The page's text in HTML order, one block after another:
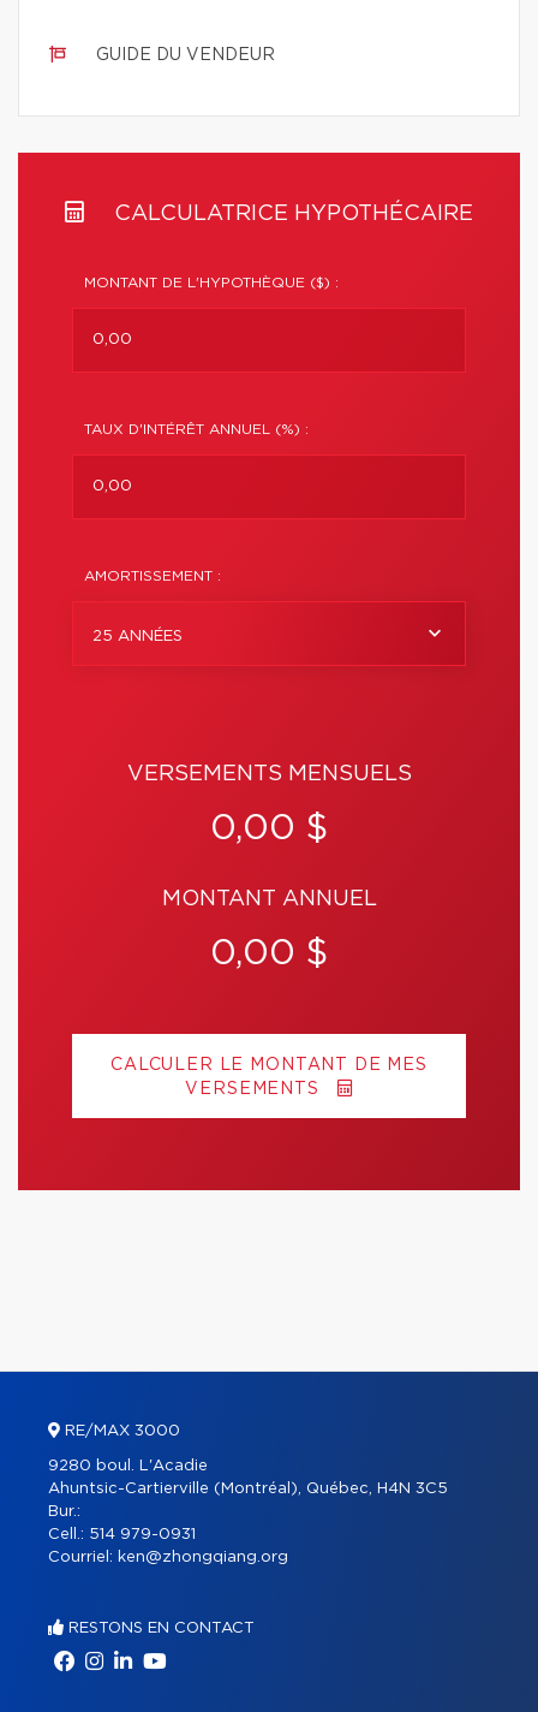
GUIDE DU VENDEUR
CALCULATRICE HYPOTHÉCAIRE
MONTANT DE L'HYPOTHÈQUE ($) :
TAUX D'INTÉRÊT ANNUEL (%) :
AMORTISSEMENT :
25 ANNÉES
VERSEMENTS MENSUELS
0,00 $
MONTANT ANNUEL
0,00 $
CALCULER LE MONTANT DE MES
VERSEMENTS
RE/MAX 3000
9280 boul. L'Acadie
Ahuntsic-Cartierville (Montréal), Québec, H4N 3C5
Bur.:
Cell.: 514 979-0931
Courriel: ken@zhongqiang.org
RESTONS EN CONTACT